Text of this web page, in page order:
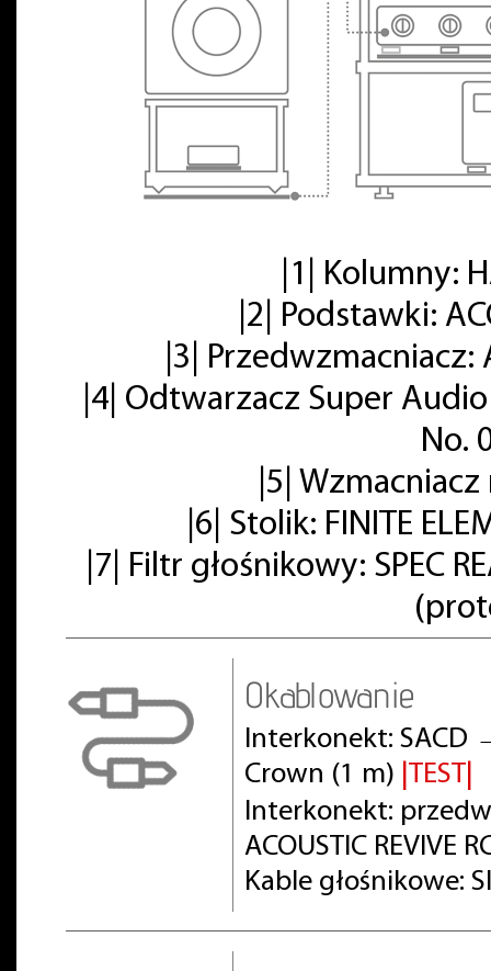
|1| Kolumny:
|2| Podstawki:
|3| Przedwzmacniacz:
|4| Odtwarzacz Super
No.
|5|
|6| Stolik: FINITE
|7| Filtr głośnikowy: SPEC
Okablowanie
Interkonekt: SACD
Crown (1 m)
|TEST|
Interkonekt:
ACOUSTIC REVIVE
Kable głośnikowe: